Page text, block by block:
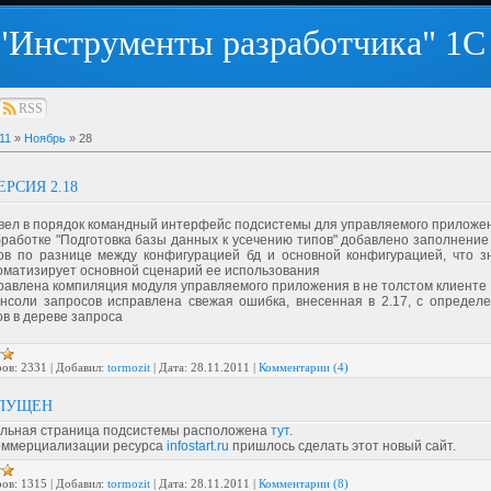
разработчика"
RSS
» Ноябрь » 28
2.18
в порядок командный интерфейс подсистемы для управляемого
"Подготовка базы данных к усечению типов" добавлено
по разнице между конфигурацией бд и основной конфигурацией, что
основной сценарий ее использования
компиляция модуля управляемого приложения в не толстом клиенте
запросов исправлена свежая ошибка, внесенная в 2.17, с
в дереве запроса
2331 | Добавил: tormozit | Дата: 28.11.2011 | Комментарии (4)
страница подсистемы расположена тут.
ресурса infostart.ru пришлось сделать этот новый сайт.
1315 | Добавил: tormozit | Дата: 28.11.2011 | Комментарии (8)